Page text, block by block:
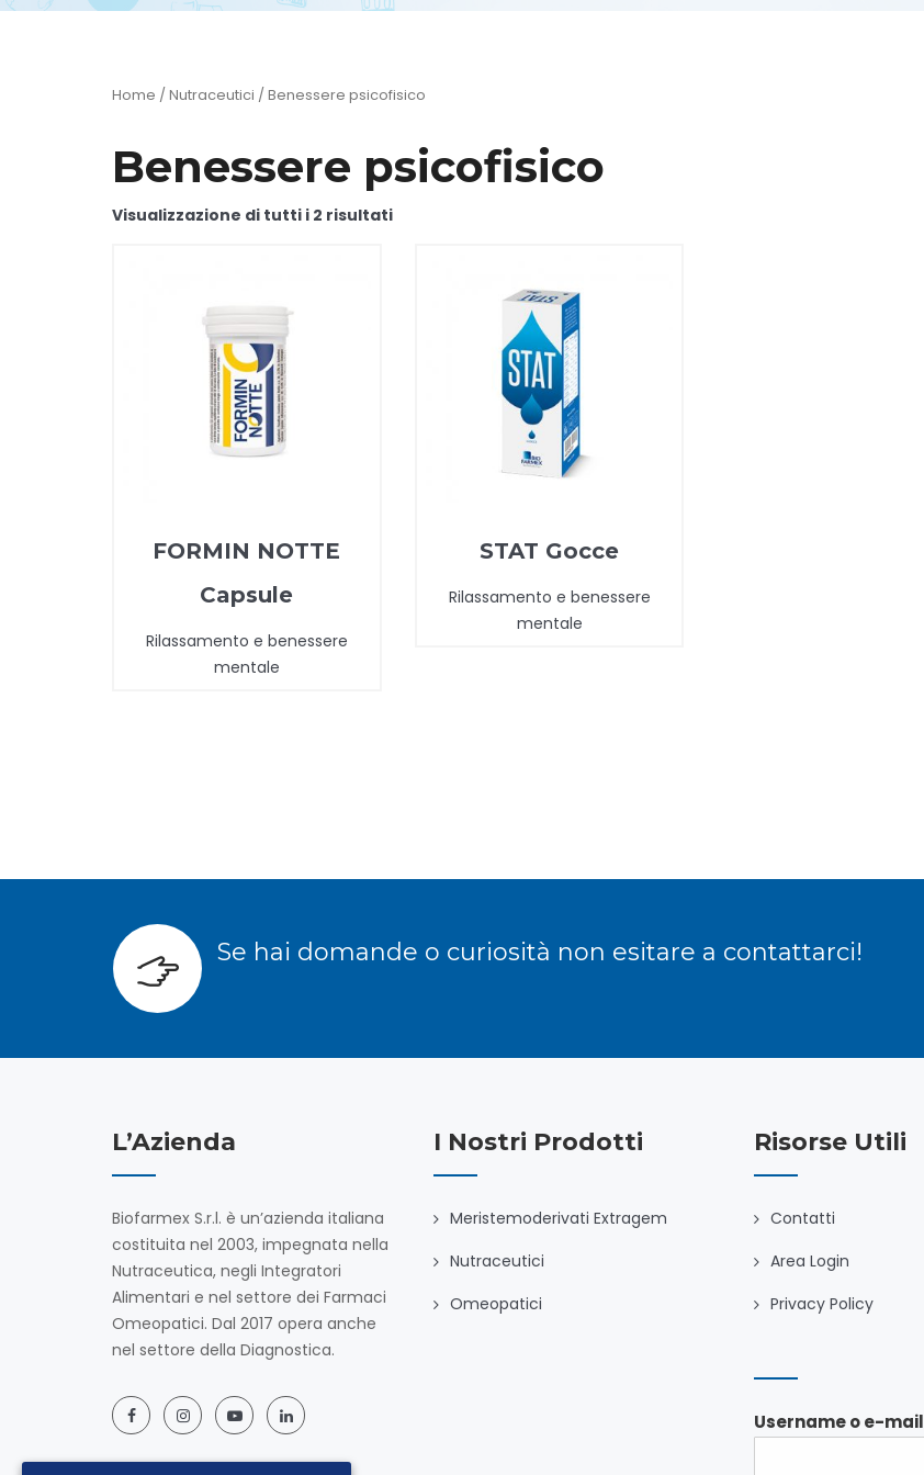
Home /Nutraceutici / Benessere psicofisico
Benessere psicofisico
Visualizzazione di tutti i 2 risultati
FORMIN NOTTE
Capsule
Rilassamento e benessere
mentale
STAT Gocce
Rilassamento e benessere
mentale
Se hai domande o curiosità non esitare a contattarci!
L’Azienda
Biofarmex S.r.l. è un’azienda italiana
costituita nel 2003, impegnata nella
Nutraceutica, negli Integratori
Alimentari e nel settore dei Farmaci
Omeopatici. Dal 2017 opera anche
nel settore della Diagnostica.
I Nostri Prodotti
Meristemoderivati Extragem
Nutraceutici
Omeopatici
Risorse Utili
Contatti
Area Login
Privacy Policy
Username o e-mail